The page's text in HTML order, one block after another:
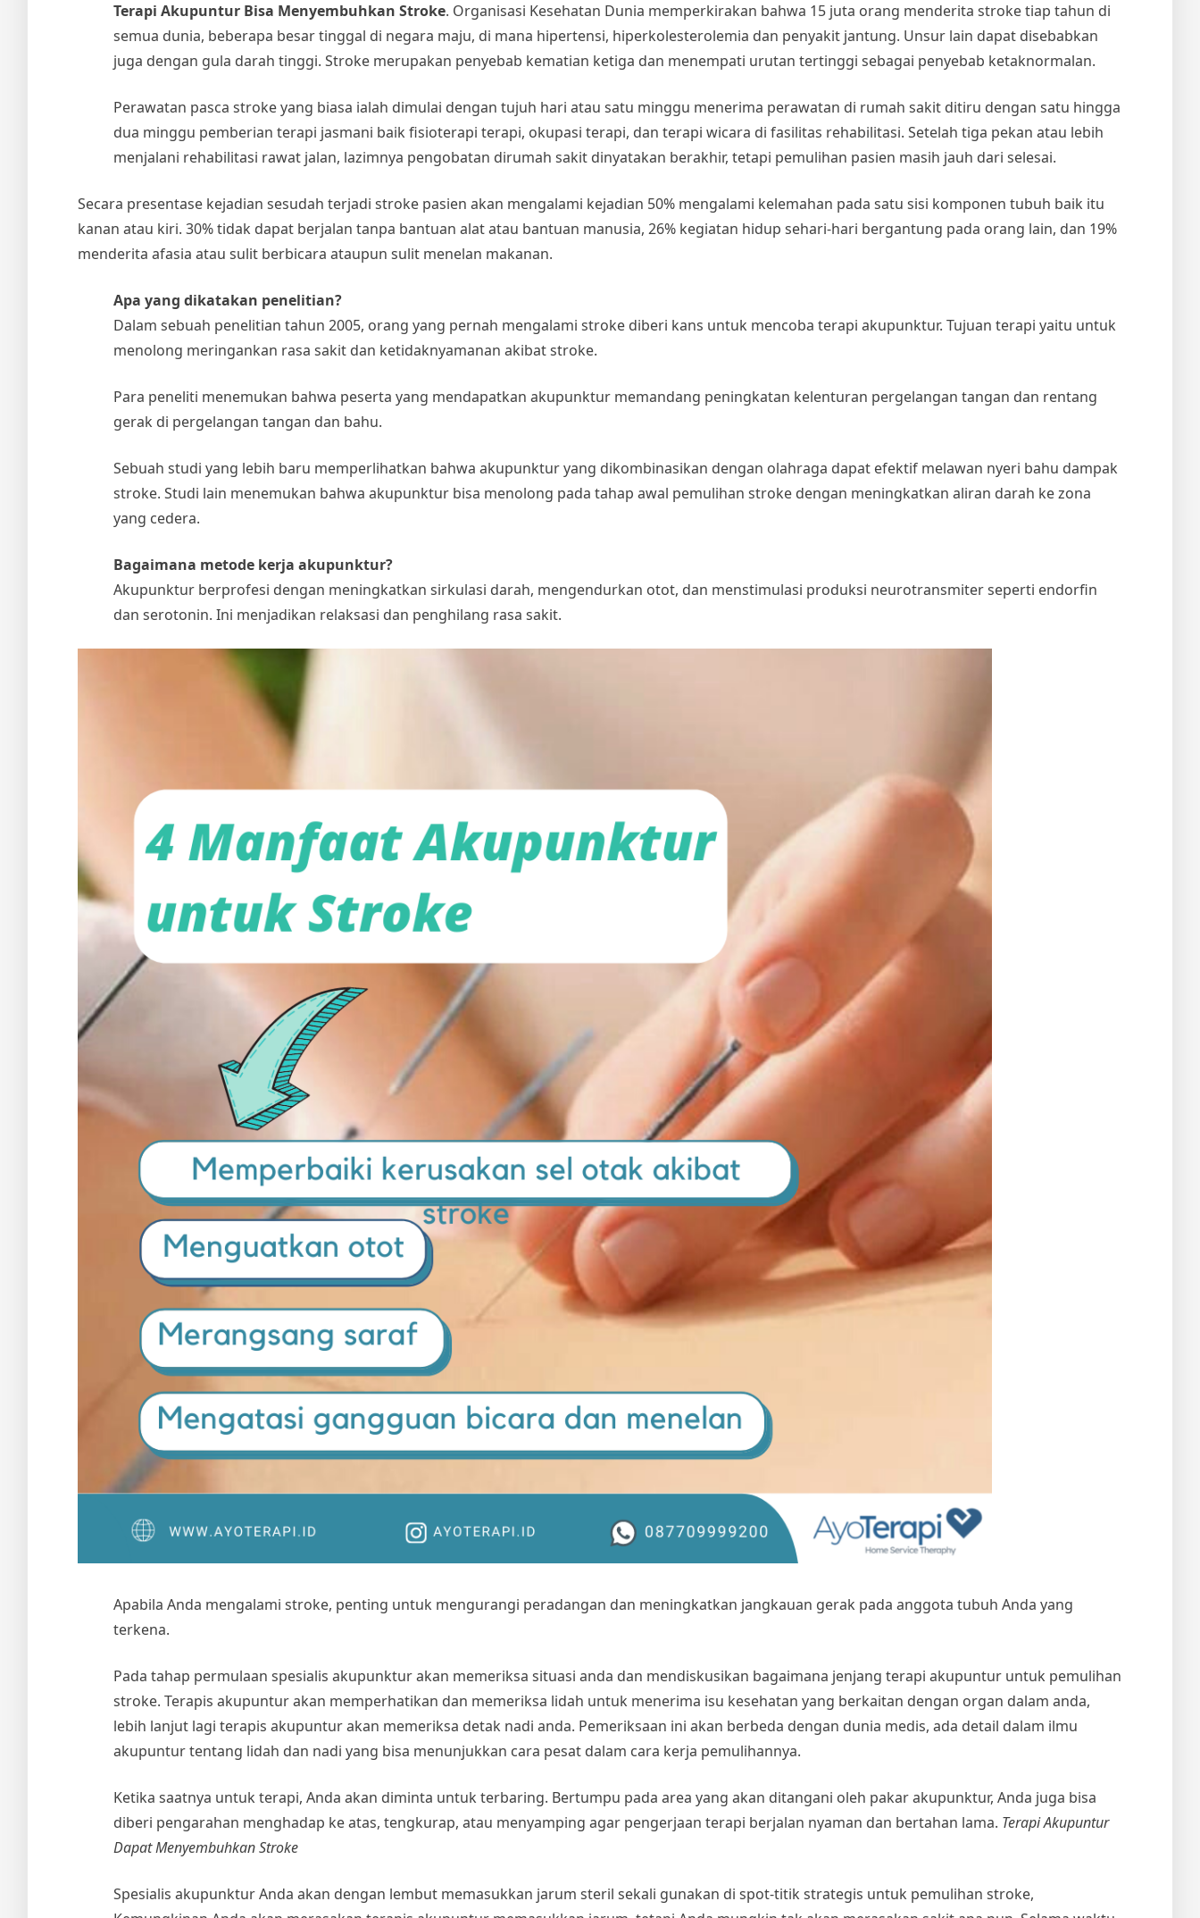
Terapi Akupuntur Bisa Menyembuhkan Stroke. Organisasi Kesehatan Dunia memperkirakan bahwa 15 juta orang menderita stroke tiap tahun di
semua dunia, beberapa besar tinggal di negara maju, di mana hipertensi, hiperkolesterolemia dan penyakit jantung. Unsur lain dapat disebabkan
juga dengan gula darah tinggi. Stroke merupakan penyebab kematian ketiga dan menempati urutan tertinggi sebagai penyebab ketaknormalan.
Perawatan pasca stroke yang biasa ialah dimulai dengan tujuh hari atau satu minggu menerima perawatan di rumah sakit ditiru dengan satu hingga
dua minggu pemberian terapi jasmani baik fisioterapi terapi, okupasi terapi, dan terapi wicara di fasilitas rehabilitasi. Setelah tiga pekan atau lebih
menjalani rehabilitasi rawat jalan, lazimnya pengobatan dirumah sakit dinyatakan berakhir, tetapi pemulihan pasien masih jauh dari selesai.
Secara presentase kejadian sesudah terjadi stroke pasien akan mengalami kejadian 50% mengalami kelemahan pada satu sisi komponen tubuh baik itu
kanan atau kiri. 30% tidak dapat berjalan tanpa bantuan alat atau bantuan manusia, 26% kegiatan hidup sehari-hari bergantung pada orang lain, dan 19%
menderita afasia atau sulit berbicara ataupun sulit menelan makanan.
Apa yang dikatakan penelitian?
Dalam sebuah penelitian tahun 2005, orang yang pernah mengalami stroke diberi kans untuk mencoba terapi akupunktur. Tujuan terapi yaitu untuk
menolong meringankan rasa sakit dan ketidaknyamanan akibat stroke.
Para peneliti menemukan bahwa peserta yang mendapatkan akupunktur memandang peningkatan kelenturan pergelangan tangan dan rentang
gerak di pergelangan tangan dan bahu.
Sebuah studi yang lebih baru memperlihatkan bahwa akupunktur yang dikombinasikan dengan olahraga dapat efektif melawan nyeri bahu dampak
stroke. Studi lain menemukan bahwa akupunktur bisa menolong pada tahap awal pemulihan stroke dengan meningkatkan aliran darah ke zona
yang cedera.
Bagaimana metode kerja akupunktur?
Akupunktur berprofesi dengan meningkatkan sirkulasi darah, mengendurkan otot, dan menstimulasi produksi neurotransmiter seperti endorfin
dan serotonin. Ini menjadikan relaksasi dan penghilang rasa sakit.
Apabila Anda mengalami stroke, penting untuk mengurangi peradangan dan meningkatkan jangkauan gerak pada anggota tubuh Anda yang
terkena.
Pada tahap permulaan spesialis akupunktur akan memeriksa situasi anda dan mendiskusikan bagaimana jenjang terapi akupuntur untuk pemulihan
stroke. Terapis akupuntur akan memperhatikan dan memeriksa lidah untuk menerima isu kesehatan yang berkaitan dengan organ dalam anda,
lebih lanjut lagi terapis akupuntur akan memeriksa detak nadi anda. Pemeriksaan ini akan berbeda dengan dunia medis, ada detail dalam ilmu
akupuntur tentang lidah dan nadi yang bisa menunjukkan cara pesat dalam cara kerja pemulihannya.
Ketika saatnya untuk terapi, Anda akan diminta untuk terbaring. Bertumpu pada area yang akan ditangani oleh pakar akupunktur, Anda juga bisa
diberi pengarahan menghadap ke atas, tengkurap, atau menyamping agar pengerjaan terapi berjalan nyaman dan bertahan lama. Terapi Akupuntur
Dapat Menyembuhkan Stroke
Spesialis akupunktur Anda akan dengan lembut memasukkan jarum steril sekali gunakan di spot-titik strategis untuk pemulihan stroke,